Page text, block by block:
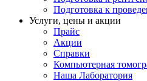
Подготовка к
Услуги, цены и акции
Прайс
Акции
Справки
Компьютерная
Наша Лаборатория